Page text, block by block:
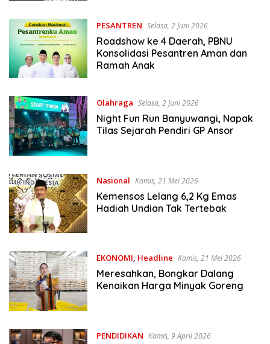
PESANTREN Selasa, 2 Juni 2026
Roadshow ke 4 Daerah, PBNU
Konsolidasi Pesantren Aman dan
Ramah Anak
Olahraga Selasa, 2 Juni 2026
Night Fun Run Banyuwangi, Napak
Tilas Sejarah Pendiri GP Ansor
Nasional Kamis, 21 Mei 2026
Kemensos Lelang 6,2 Kg Emas
Hadiah Undian Tak Tertebak
EKONOMI, Headline Kamis, 21 Mei 2026
Meresahkan, Bongkar Dalang
Kenaikan Harga Minyak Goreng
PENDIDIKAN Kamis, 9 April 2026